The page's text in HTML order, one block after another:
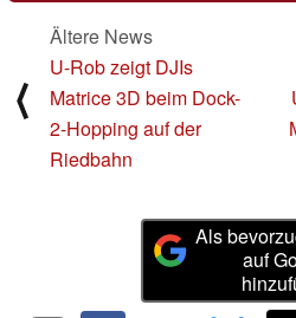
⟨
Ältere News
U-Rob zeigt DJIs
Matrice 3D beim Dock-
2-Hopping auf der
Riedbahn
Als
auf